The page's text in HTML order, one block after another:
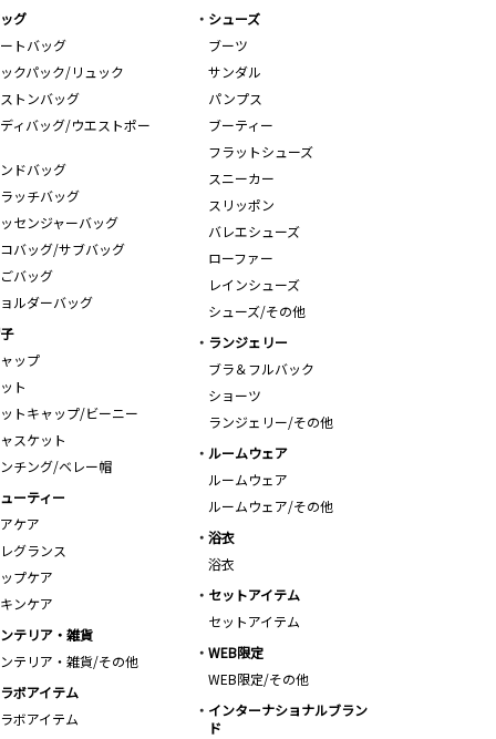
グ
トバッグ
クパック/リュック
トンバッグ
ィバッグ/ウエストポー
ドバッグ
ッチバッグ
センジャーバッグ
バッグ/サブバッグ
バッグ
ルダーバッグ
シューズ
ブーツ
サンダル
パンプス
ブーティー
フラットシューズ
スニーカー
スリッポン
バレエシューズ
ローファー
レインシューズ
シューズ/その他
ップ
ト
トキャップ/ビーニー
スケット
チング/ベレー帽
ランジェリー
ブラ＆フルバック
ショーツ
ランジェリー/その他
ルームウェア
ルームウェア
ルームウェア/その他
ーティー
ケア
グランス
プケア
ンケア
浴衣
浴衣
セットアイテム
セットアイテム
テリア・雑貨
テリア・雑貨/その他
WEB限定
WEB限定/その他
ボアイテム
ボアイテム
インターナショナルブラン
ド